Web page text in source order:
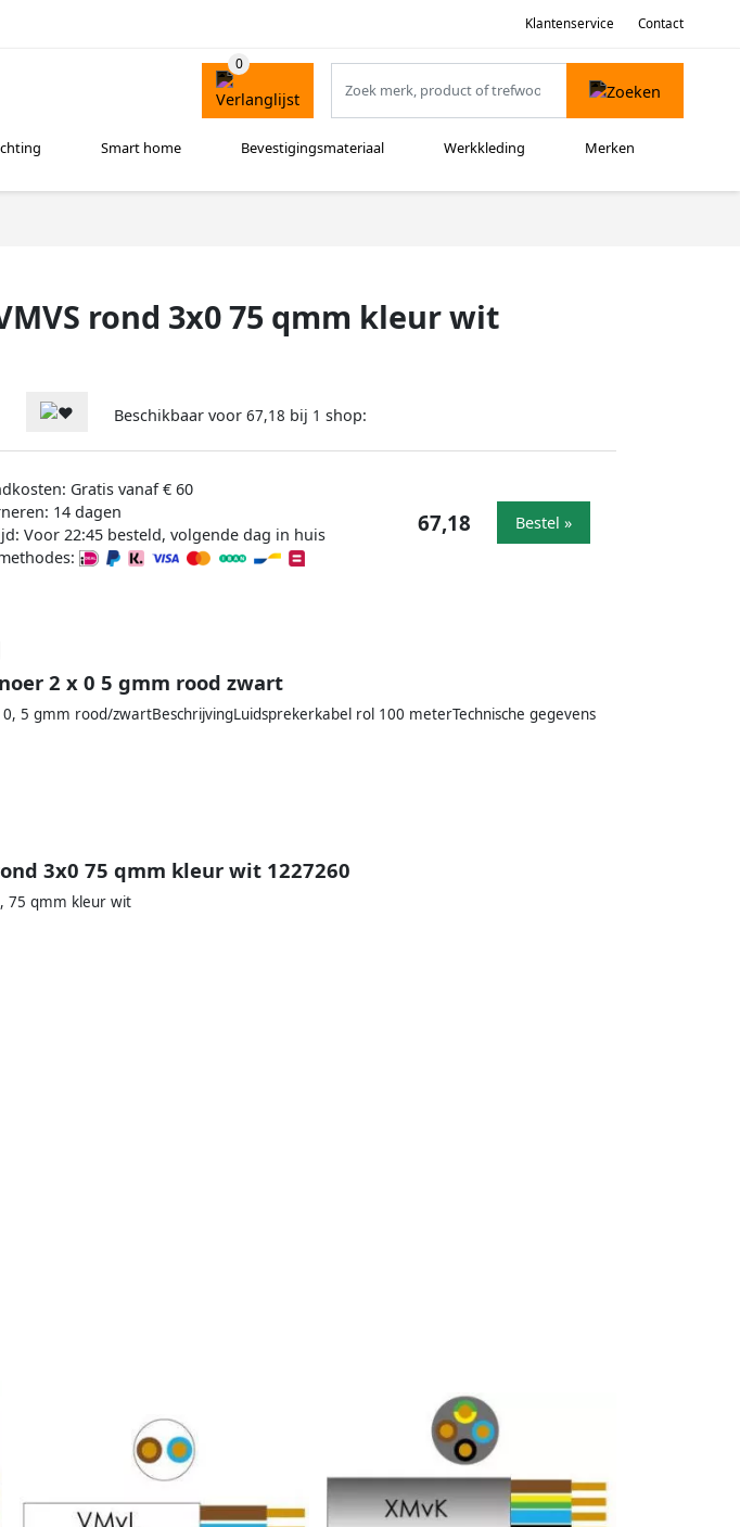
Klantenservice Contact
Smart home Bevestigingsmateriaal Werkkleding Merken
rond 3x0 75 qmm kleur wit
Beschikbaar voor 67,18 bij 1 shop:
Gratis vanaf € 60
14 dagen
Voor 22:45 besteld, volgende dag in huis
67,18 Bestel »
2 x 0 5 gmm rood zwart
5 gmm rood/zwartBeschrijvingLuidsprekerkabel rol 100 meterTechnische gegevens
3x0 75 qmm kleur wit 1227260
75 qmm kleur wit